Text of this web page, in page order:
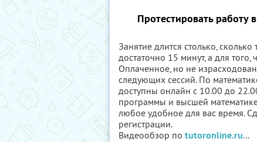
Протестировать работу в
Занятие длится столько,
достаточно 15 минут, а для того,
Оплаченное, но не
следующих сессий. По
доступны онлайн с 10.00 до
программы и высшей
любое удобное для вас время.
регистрации.
Видеообзор по tutoronline.ru...